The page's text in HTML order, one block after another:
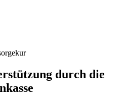
durch die